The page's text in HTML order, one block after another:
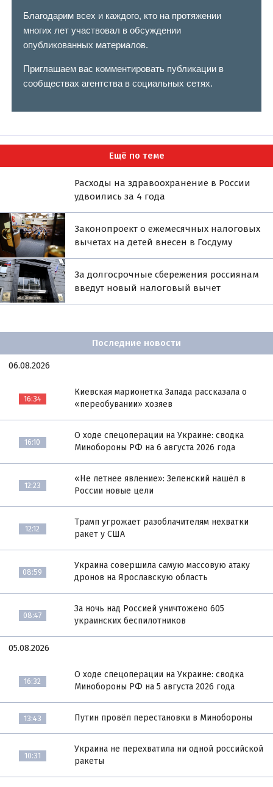
Благодарим всех и каждого, кто на протяжении
многих лет участвовал в обсуждении
опубликованных материалов.
Приглашаем вас комментировать публикации в
сообществах агентства в социальных сетях.
Ещё по теме
Расходы на здравоохранение в России
удвоились за 4 года
Законопроект о ежемесячных налоговых
вычетах на детей внесен в Госдуму
За долгосрочные сбережения россиянам
введут новый налоговый вычет
Последние новости
06.08.2026
16:34
Киевская марионетка Запада рассказала о
«переобувании» хозяев
16:10
О ходе спецоперации на Украине: сводка
Минобороны РФ на 6 августа 2026 года
12:23
«Не летнее явление»: Зеленский нашёл в
России новые цели
12:12
Трамп угрожает разоблачителям нехватки
ракет у США
08:59
Украина совершила самую массовую атаку
дронов на Ярославскую область
08:47
За ночь над Россией уничтожено 605
украинских беспилотников
05.08.2026
16:32
О ходе спецоперации на Украине: сводка
Минобороны РФ на 5 августа 2026 года
13:43 Путин провёл перестановки в Минобороны
10:31
Украина не перехватила ни одной российской
ракеты